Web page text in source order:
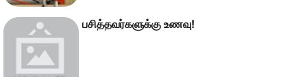
பசித்தவர்களுக்கு உணவு!